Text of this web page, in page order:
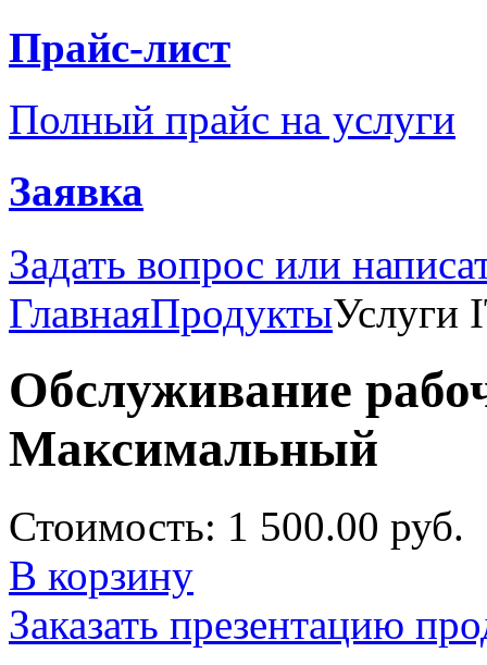
Прайс-лист
Полный прайс на услуги
Заявка
Задать вопрос или
ГлавнаяПродуктыУслуги
Обслуживание
Максимальный
Стоимость: 1 500.00 руб.
В корзину
Заказать презентацию